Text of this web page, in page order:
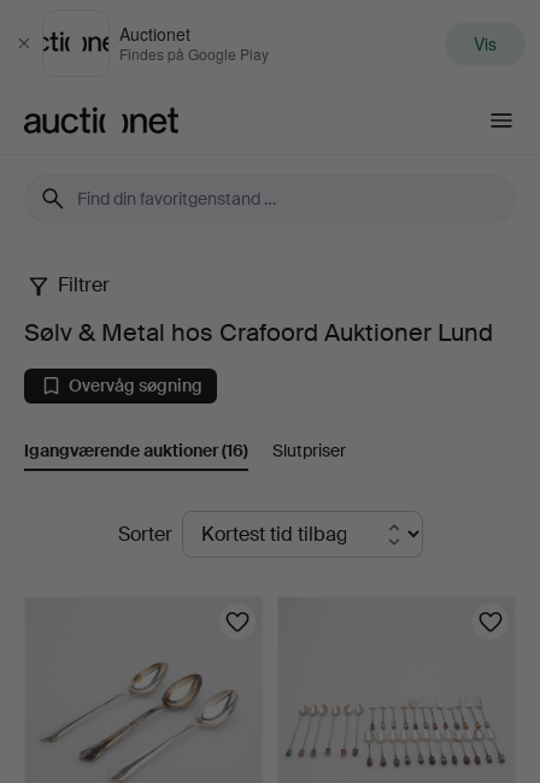
Luk
Auctionet
Findes på Google Play Vis
Sølv
Metal
hos
Crafoord
Filtrer
Sølv & Metal hos Crafoord Auktioner Lund
Overvåg søgning
Igangværende auktioner(16) Slutpriser
Igangværende
Sorter